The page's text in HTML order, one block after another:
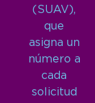
(SUAV),
que
asigna un
número a
cada
solicitud